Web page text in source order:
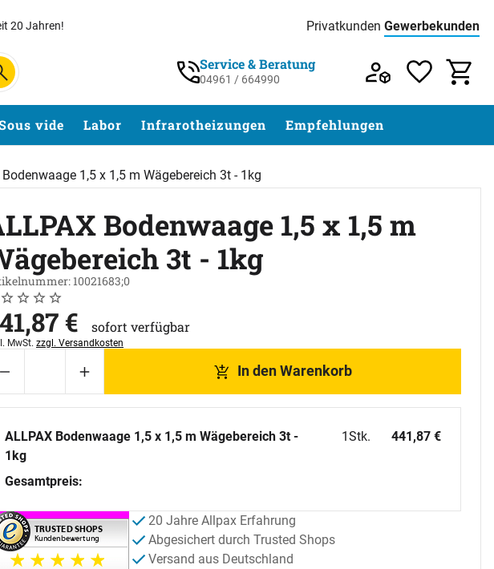
20 Jahren! Privatkunden Preisliste:
Gewerbekunden
Service & Beratung unter 04961 / 77
Service & Beratung
04961 / 664990
vide Labor Infrarotheizungen Empfehlungen
Bodenwaage 1,5 x 1,5 m Wägebereich 3t - 1kg
Bodenwaage 1,5 x 1,5 m
3t - 1kg
10021683;0
keine Bewertungen abgegeben
,87 € sofort verfügbar
MwSt. zzgl. Versandkosten
In den Warenkorb
ALLPAX Bodenwaage 1,5 x 1,5 m Wägebereich 3t -
1kg
1 Stk. 441 ,87 €
Gesamtpreis:
20 Jahre Allpax Erfahrung
Abgesichert durch Trusted Shops
Versand aus Deutschland